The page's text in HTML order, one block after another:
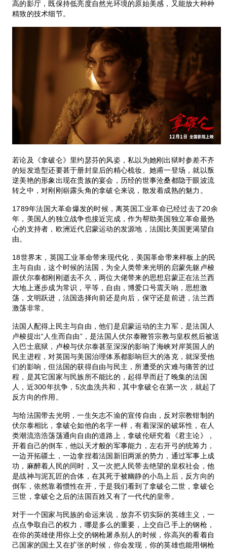
高的影厅，既保持低亮度自然光环境的原始美感，又能放大种种
精致的技术细节。
若论及《拿破仑》里约瑟芬的风姿，私以为她刚出狱时参差不齐
的短发造型还要甚于册封皇后的精心梳妆。她甫一登场，就以叛
逆美艳的形象出现在贵族的宴会，历经的世事沧桑都隐于眼波流
转之中，对刚刚崭露头角的拿破仑来说，散发着成熟的魅力。
1789年法国大革命爆发的时候，离英国工业革命已经过去了20余
年，美国人的独立战争也接近完成，作为帮助美国独立革命最热
心的支持者，欧洲近代启蒙运动的发源地，法国比美国更渴望自
由。
18世界末，英国工业革命带来现代化，美国革命带来样板上的民
主与自由，这个时候的法国，为全人类带来光明的启蒙先躯卢梭
跟伏尔泰都刚刚逝去不久，两位大佬带来的思想启蒙正在法兰西
大地上逐步成为常识，平等，自由，博爱口号震天响，思想激
荡，文明跃进，法国选择向前还是向后，保守还是前进，法兰西
激荡非常。
法国人配得上民主与自由，他们是启蒙运动的主力军，是法国人
卢梭提出“人生而自由”，是法国人伏尔泰鞭笞宗教与皇权然后被送
入巴士底狱，卢梭与伏尔泰甚至深深的影响了海峡对岸英国人的
民主进程，对英国与美国治理体系都影响巨大的洛克，就深受他
们的影响，但法国的获得自由与民主，所遭受的灾难与痛苦的过
程，是其它国家与民族所不能比的，起得早而赶了晚集的法国
人，近300年抗争，5次血洗共和，其中拿破仑在第一次，就起了
反方向的作用。
与给法国带去光明，一生矢志不渝的宣传自由，反对宗教钳制的
伏尔泰相比，拿破仑如他的名字一样，有着深深的破坏性，在人
类潮流浩浩荡荡通向自由的道路上，拿破伦研究着《君主论》，
开着自己的倒车，他以天才般的军事能力，左右开弓的统筹力，
一边开拓疆土，一边拿捏着法国新旧两派的势力，通过军事上成
功，麻醉着人民的同时，又一次把人民带去绝望的皇权社会，他
是战神与泥瓦匠的合体，在其死于被幽静的小岛上后，反方向的
倒车，依然靠着惯性在开，于是我们看到了拿破仑二世，拿破仑
三世，拿破仑之后的法国百姓又有了一代代的皇帝。
对于一个国家与民族的命运来说，放弃不切实际的英雄主义，一
点点争取自己的权力，哪是多么的重要，上交自己手上的钢枪，
在你的英雄使用你上交的钢枪屠杀别人的时候，你高兴的看着自
己国家的国土又在扩张的时候，你会发现，你的英雄也能用钢枪